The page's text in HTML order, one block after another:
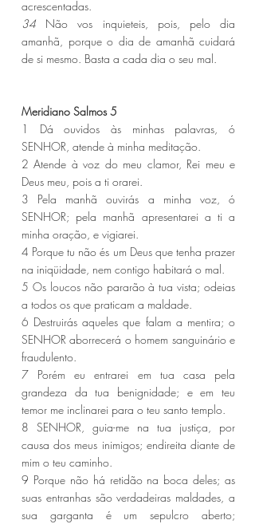
acrescentadas.
34 Não vos inquieteis, pois, pelo dia
amanhã, porque o dia de amanhã cuidará
de si mesmo. Basta a cada dia o seu mal.
Meridiano Salmos 5
1 Dá ouvidos às minhas palavras, ó
SENHOR, atende à minha meditação.
2 Atende à voz do meu clamor, Rei meu e
Deus meu, pois a ti orarei.
3 Pela manhã ouvirás a minha voz, ó
SENHOR; pela manhã apresentarei a ti a
minha oração, e vigiarei.
4 Porque tu não és um Deus que tenha prazer
na iniqüidade, nem contigo habitará o mal.
5 Os loucos não pararão à tua vista; odeias
a todos os que praticam a maldade.
6 Destruirás aqueles que falam a mentira; o
SENHOR aborrecerá o homem sanguinário e
fraudulento.
7 Porém eu entrarei em tua casa pela
grandeza da tua benignidade; e em teu
temor me inclinarei para o teu santo templo.
8 SENHOR, guia-me na tua justiça, por
causa dos meus inimigos; endireita diante de
mim o teu caminho.
9 Porque não há retidão na boca deles; as
suas entranhas são verdadeiras maldades, a
sua garganta é um sepulcro aberto;